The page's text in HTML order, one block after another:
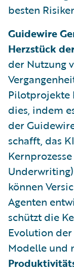
besten
Guidewire
Herzstück
der Nutzung
Pilotprojekte
dies, indem
der
schafft, das
können
Agenten
schützt die
Evolution
Modelle und